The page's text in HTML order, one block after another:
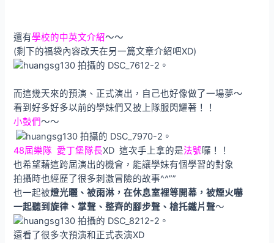
還有學校的中英文介紹～～
(剩下的福袋內容改天在另一篇文章介紹吧XD)
而這幾天來的預演、正式演出，自己也好像做了一場夢～
看到好多好多以前的學妹們又披上隊服閃耀著！！
小鼓們～～
48屆樂隊 愛丁堡隊長XD 這次手上拿的是法號囉！！
也希望藉這跨屆演出的機會，能讓學妹有個學習的對象
拍攝時也經歷了很多刺激冒險的故事^^””
也一起被燈光曬、被雨淋，在休息室裡等開幕，被煙火嚇
一起聽到旋律、掌聲、整齊的腳步聲、槍托鐵片聲～
還看了很多次預演和正式表演XD